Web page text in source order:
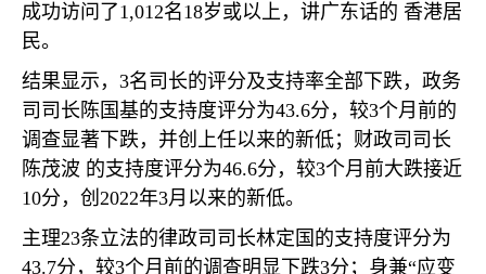
成功访问了1,012名18岁或以上，讲广东话的 香港居
民。
结果显示， 3名司长的评分及支持率全部下跌，政务
司司长陈国基的支持度评分为43.6分，较3个月前的
调查显著下跌，并创上任以来的新低；财政司司长
陈茂波 的支持度评分为46.6分，较3个月前大跌接近
10分，创 2022年3月以来的新低。
主理23条立法的律政司司长林定国的支持度评分为
43.7分，较3个月前的调查明显下跌3分；身兼“应变